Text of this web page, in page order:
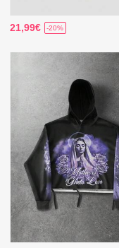
21,99€ -20%